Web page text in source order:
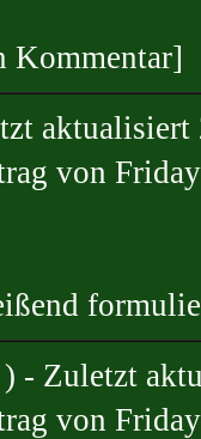
Kommentar]
von Friday
) - Zuletzt
von Friday